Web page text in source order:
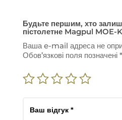
Будьте першим, хто
пістолетне Magpul MOE-
Ваша e-mail адреса не
Обов’язкові поля позначені *